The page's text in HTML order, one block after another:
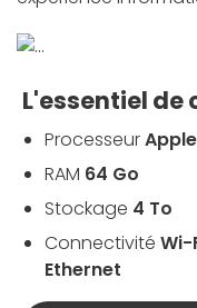
L'essentiel de
Processeur
RAM 64 Go
Stockage 4 To
Connectivité Wi-
Ethernet